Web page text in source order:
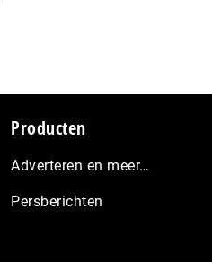
Producten
Adverteren en meer…
Persberichten